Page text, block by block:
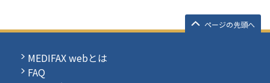
ページの先頭へ
MEDIFAX webとは
FAQ